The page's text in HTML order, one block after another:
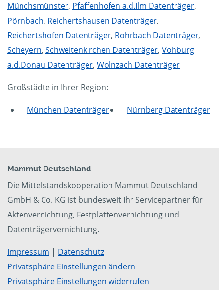
Münchsmünster, Pfaffenhofen a.d.Ilm Datenträger,
Pörnbach, Reichertshausen Datenträger,
Reichertshofen Datenträger, Rohrbach Datenträger,
Scheyern, Schweitenkirchen Datenträger, Vohburg
a.d.Donau Datenträger, Wolnzach Datenträger
Großstädte in Ihrer Region:
München Datenträger Nürnberg Datenträger
Mammut Deutschland
Die Mittelstandskooperation Mammut Deutschland
GmbH & Co. KG ist bundesweit Ihr Servicepartner für
Aktenvernichtung, Festplattenvernichtung und
Datenträgervernichtung.
Impressum | Datenschutz
Privatsphäre Einstellungen ändern
Privatsphäre Einstellungen widerrufen